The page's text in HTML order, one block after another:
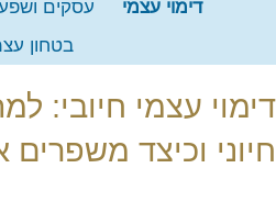
המלצה לספר – מדע
שאלות נפוצות
לימוד מדיטציה
נתניה – כפר יונה
הוד השרון
EN
RU
דימוי עצמי עסקים
בטחון
דימוי עצמי חיובי:
חיוני וכיצד משפרים